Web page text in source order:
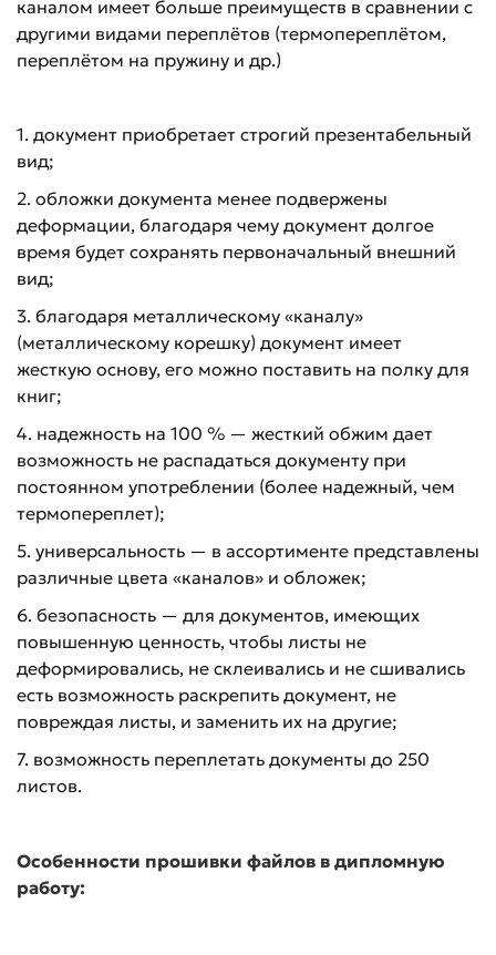
каналом имеет больше преимуществ в сравнении с
другими видами переплётов (термопереплётом,
переплётом на пружину и др.)
1. документ приобретает строгий презентабельный
вид;
2. обложки документа менее подвержены
деформации, благодаря чему документ долгое
время будет сохранять первоначальный внешний
вид;
3. благодаря металлическому «каналу»
(металлическому корешку) документ имеет
жесткую основу, его можно поставить на полку для
книг;
4. надежность на 100 % — жесткий обжим дает
возможность не распадаться документу при
постоянном употреблении (более надежный, чем
термопереплет);
5. универсальность — в ассортименте представлены
различные цвета «каналов» и обложек;
6. безопасность — для документов, имеющих
повышенную ценность, чтобы листы не
деформировались, не склеивались и не сшивались
есть возможность раскрепить документ, не
повреждая листы, и заменить их на другие;
7. возможность переплетать документы до 250
листов.
Особенности прошивки файлов в дипломную
работу: